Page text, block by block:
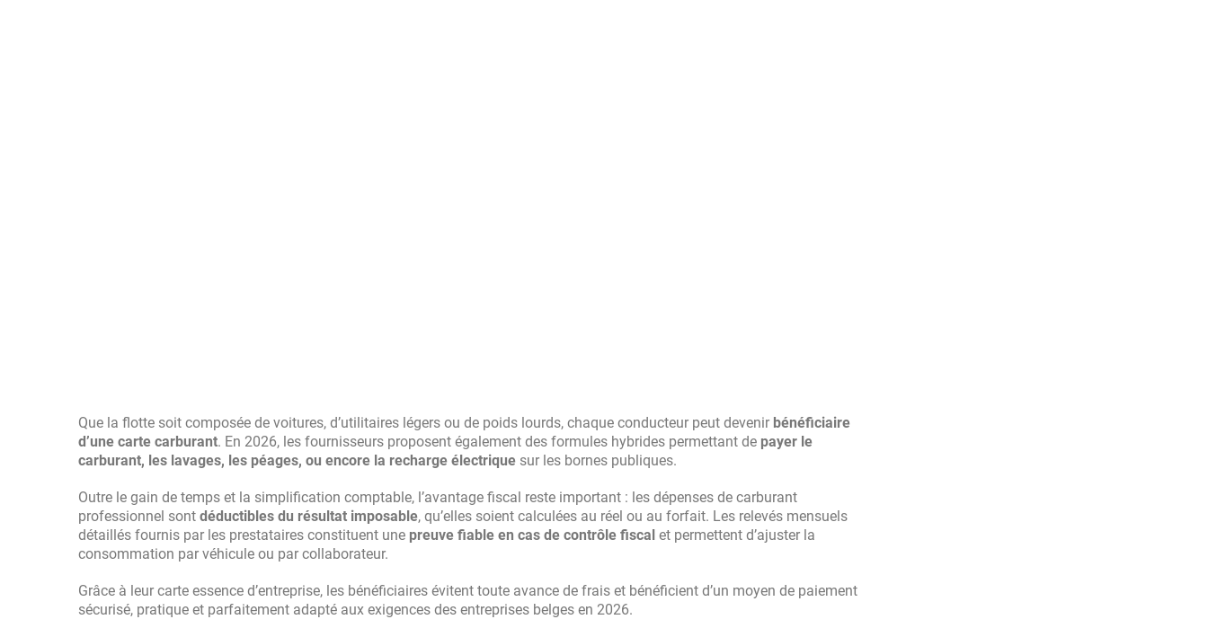
Que la flotte soit composée de voitures, d’utilitaires légers ou de poids lourds, chaque conducteur peut devenir bénéficiaire
d’une carte carburant. En 2026, les fournisseurs proposent également des formules hybrides permettant de payer le
carburant, les lavages, les péages, ou encore la recharge électrique sur les bornes publiques.
Outre le gain de temps et la simplification comptable, l’avantage fiscal reste important : les dépenses de carburant
professionnel sont déductibles du résultat imposable, qu’elles soient calculées au réel ou au forfait. Les relevés mensuels
détaillés fournis par les prestataires constituent une preuve fiable en cas de contrôle fiscal et permettent d’ajuster la
consommation par véhicule ou par collaborateur.
Grâce à leur carte essence d’entreprise, les bénéficiaires évitent toute avance de frais et bénéficient d’un moyen de paiement
sécurisé, pratique et parfaitement adapté aux exigences des entreprises belges en 2026.